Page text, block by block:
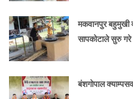
मकवानपुर बहुमुखी
सापकोटाले सुरु
बंशगोपाल